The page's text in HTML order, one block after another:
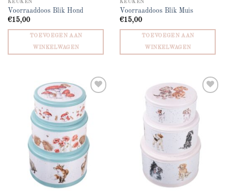
KEUKEN
Voorraaddoos Blik Hond
€15,00
TOEVOEGEN AAN
WINKELWAGEN
KEUKEN
Voorraaddoos Blik Muis
€15,00
TOEVOEGEN AAN
WINKELWAGEN
Add to